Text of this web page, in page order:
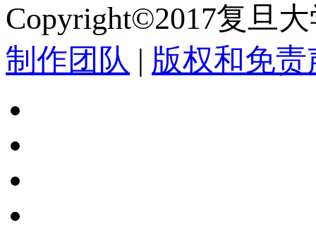
Copyright©2017复旦
制作团队 | 版权和免责